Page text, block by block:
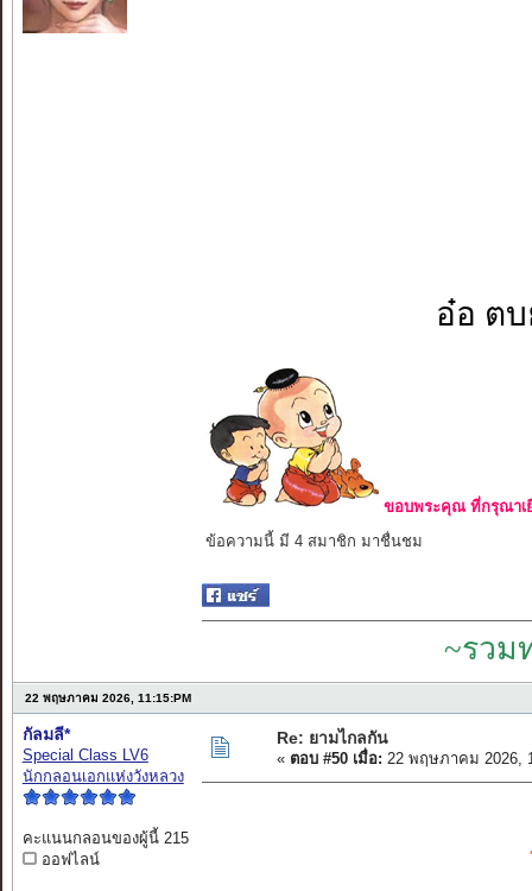
อ๋อ ตบ
ขอบพระคุณ ที่กรุณาเ
ข้อความนี้ มี 4 สมาชิก มาชื่นชม
~รวม
22 พฤษภาคม 2026, 11:15:PM
กัลมลี*
Special Class LV6
นักกลอนเอกแห่งวังหลวง
คะแนนกลอนของผู้นี้ 215
ออฟไลน์
Re: ยามไกลกัน
« ตอบ #50 เมื่อ: 22 พฤษภาคม 2026,